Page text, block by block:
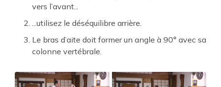
vers l’avant...
...utilisez le déséquilibre arrière.
Le bras d’aite doit former un angle à 90° avec sa
colonne vertébrale.